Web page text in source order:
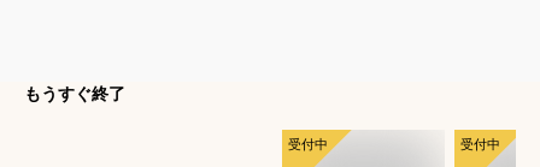
もうすぐ終了
受付中 受付中